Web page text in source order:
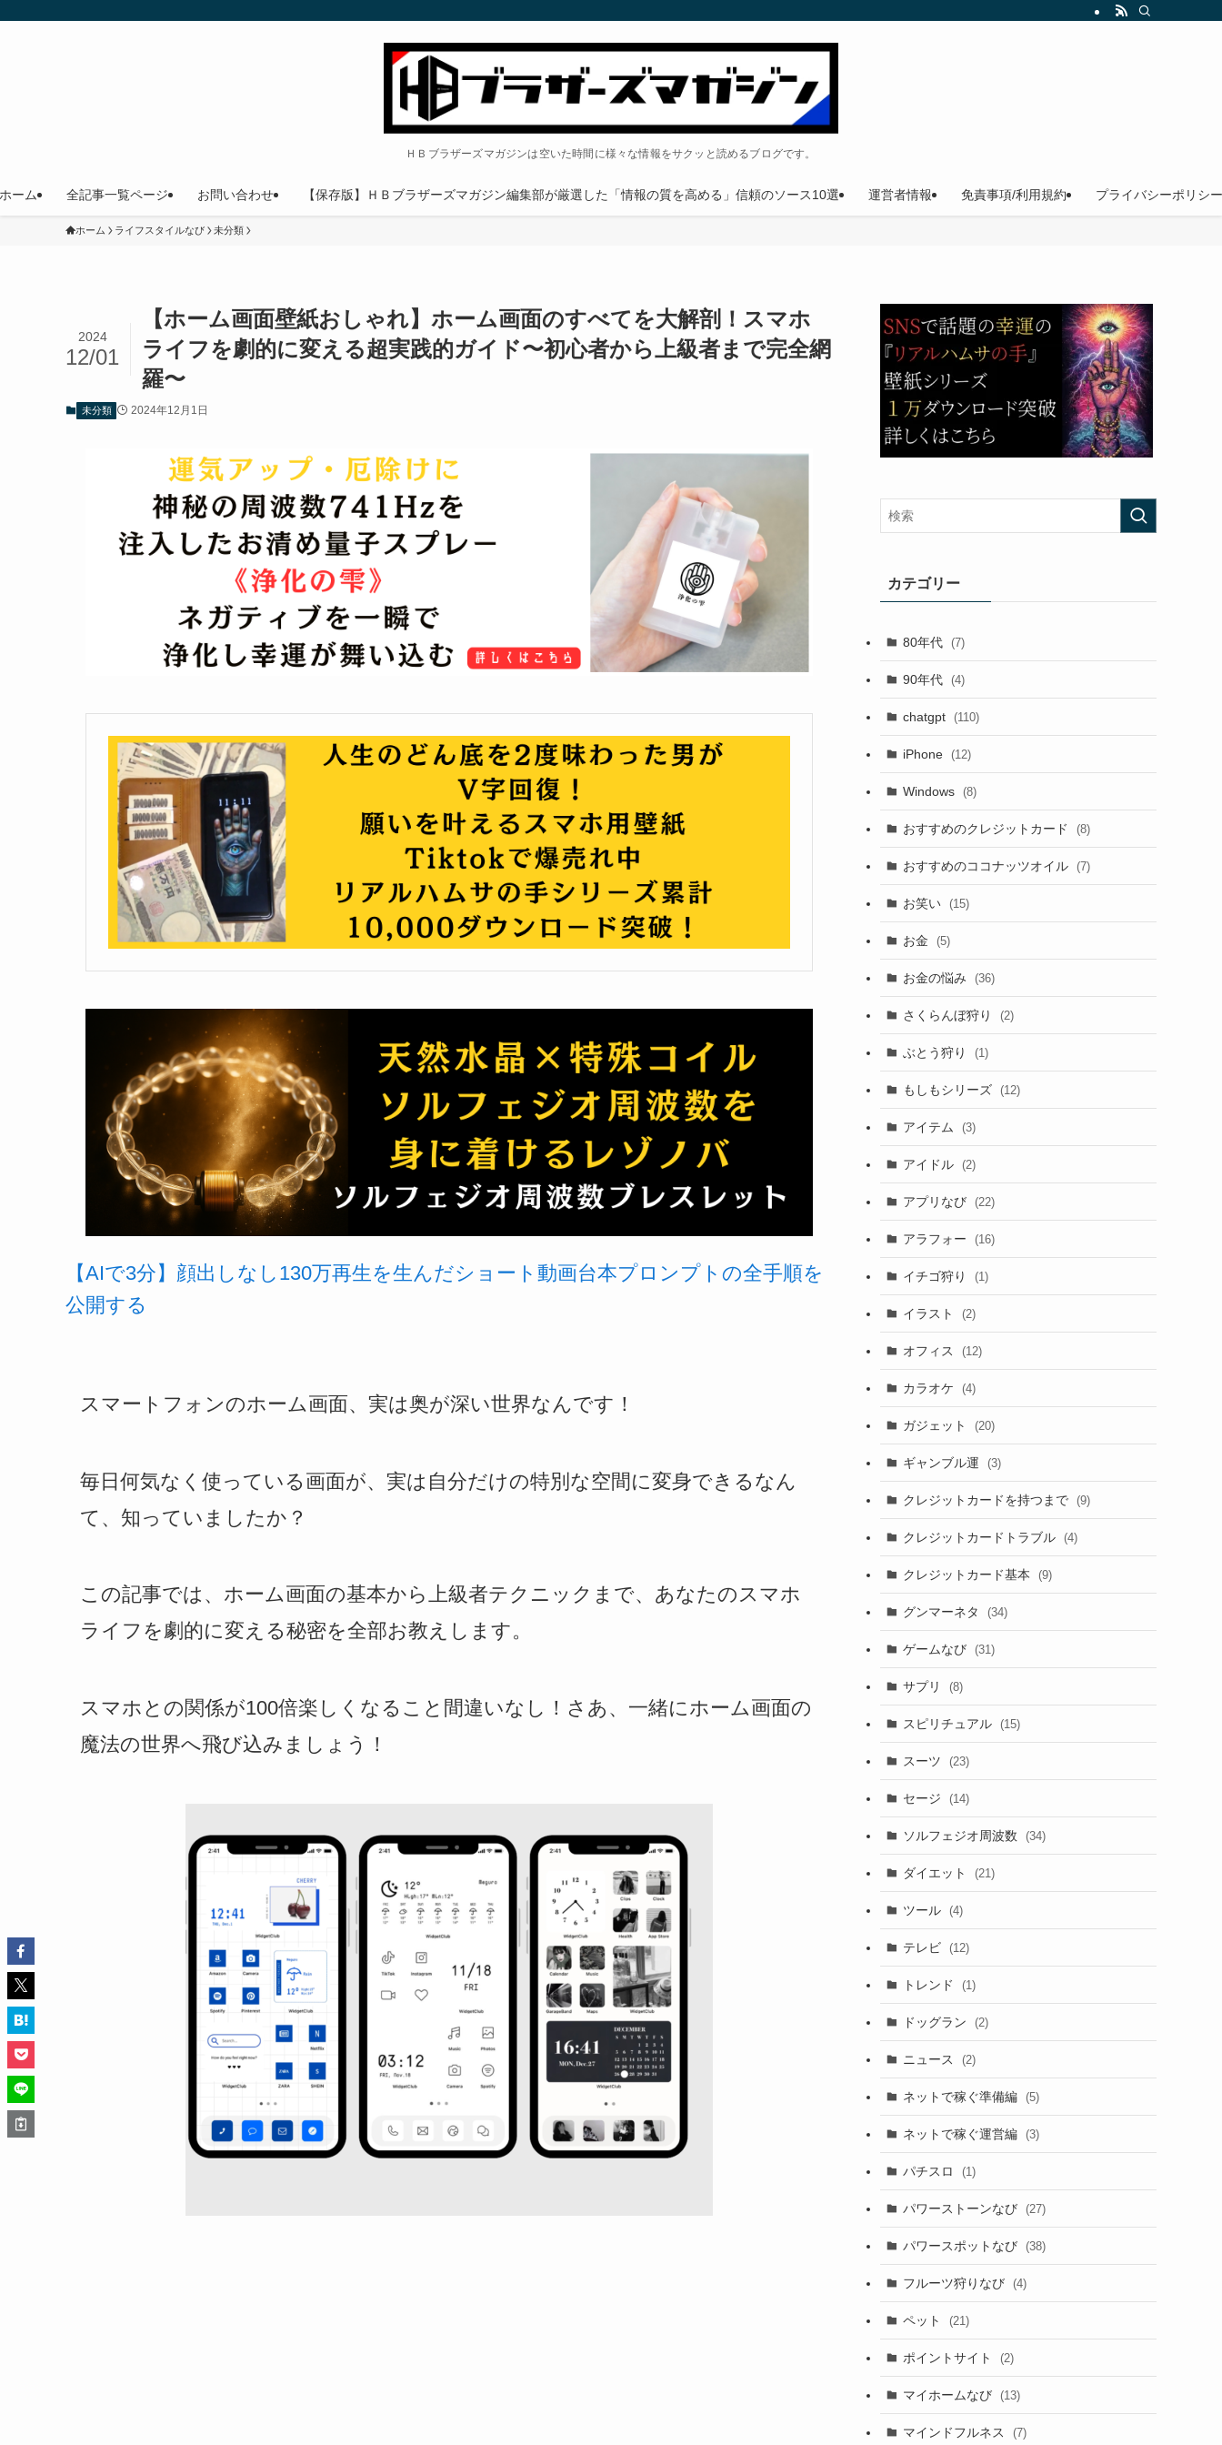
ＨＢブラザーズマガジンは空いた時間に様々な情報をサクッと読めるブログです。
ホーム 全記事一覧ページ お問い合わせ 【保存版】ＨＢブラザーズマガジン編集部が厳選した「情報の質を高める」信頼のソース10選 運営者情報 免責事項/利用規約 プライバシーポリシー
ホーム ライフスタイルなび 未分類
【ホーム画面壁紙おしゃれ】ホーム画面のすべてを大解剖！スマホ
ライフを劇的に変える超実践的ガイド〜初心者から上級者まで完全網
羅〜
2024
12/01
未分類 2024年12月1日
【AIで3分】顔出しなし130万再生を生んだショート動画台本プロンプトの全手順を
公開する
スマートフォンのホーム画面、実は奥が深い世界なんです！
毎日何気なく使っている画面が、実は自分だけの特別な空間に変身できるなん
て、知っていましたか？
この記事では、ホーム画面の基本から上級者テクニックまで、あなたのスマホ
ライフを劇的に変える秘密を全部お教えします。
スマホとの関係が100倍楽しくなること間違いなし！さあ、一緒にホーム画面の
魔法の世界へ飛び込みましょう！
カテゴリー
80年代 (7)
90年代 (4)
chatgpt (110)
iPhone (12)
Windows (8)
おすすめのクレジットカード (8)
おすすめのココナッツオイル (7)
お笑い (15)
お金 (5)
お金の悩み (36)
さくらんぼ狩り (2)
ぶとう狩り (1)
もしもシリーズ (12)
アイテム (3)
アイドル (2)
アプリなび (22)
アラフォー (16)
イチゴ狩り (1)
イラスト (2)
オフィス (12)
カラオケ (4)
ガジェット (20)
ギャンブル運 (3)
クレジットカードを持つまで (9)
クレジットカードトラブル (4)
クレジットカード基本 (9)
グンマーネタ (34)
ゲームなび (31)
サプリ (8)
スピリチュアル (15)
スーツ (23)
セージ (14)
ソルフェジオ周波数 (34)
ダイエット (21)
ツール (4)
テレビ (12)
トレンド (1)
ドッグラン (2)
ニュース (2)
ネットで稼ぐ準備編 (5)
ネットで稼ぐ運営編 (3)
パチスロ (1)
パワーストーンなび (27)
パワースポットなび (38)
フルーツ狩りなび (4)
ペット (21)
ポイントサイト (2)
マイホームなび (13)
マインドフルネス (7)